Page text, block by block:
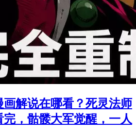
画解说在哪看？死灵法师
完，骷髅大军觉醒，一人